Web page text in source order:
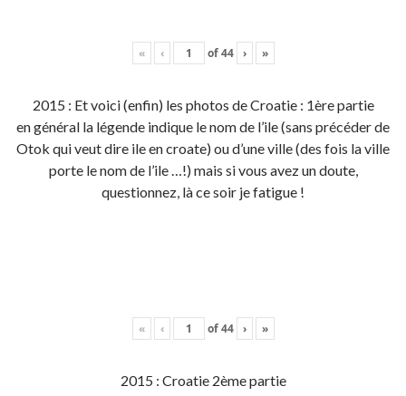
« ‹ of44 › »
2015 : Et voici (enfin) les photos de Croatie : 1ère partie
en général la légende indique le nom de l’ile (sans précéder de
Otok qui veut dire ile en croate) ou d’une ville (des fois la ville
porte le nom de l’ile …!) mais si vous avez un doute,
questionnez, là ce soir je fatigue !
« ‹ of44 › »
2015 : Croatie 2ème partie